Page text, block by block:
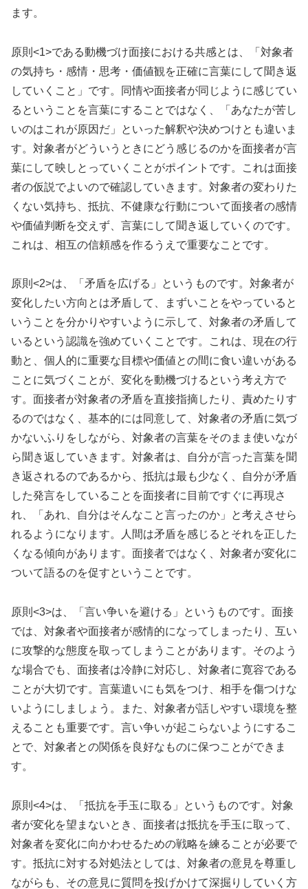
ます。
原則<1>である動機づけ面接における共感とは、「対象者
の気持ち・感情・思考・価値観を正確に言葉にして聞き返
していくこと」です。同情や面接者が同じように感じてい
るということを言葉にすることではなく、「あなたが苦し
いのはこれが原因だ」といった解釈や決めつけとも違いま
す。対象者がどういうときにどう感じるのかを面接者が言
葉にして映しとっていくことがポイントです。これは面接
者の仮説でよいので確認していきます。対象者の変わりた
くない気持ち、抵抗、不健康な行動について面接者の感情
や価値判断を交えず、言葉にして聞き返していくのです。
これは、相互の信頼感を作るうえで重要なことです。
原則<2>は、「矛盾を広げる」というものです。対象者が
変化したい方向とは矛盾して、まずいことをやっていると
いうことを分かりやすいように示して、対象者の矛盾して
いるという認識を強めていくことです。これは、現在の行
動と、個人的に重要な目標や価値との間に食い違いがある
ことに気づくことが、変化を動機づけるという考え方で
す。面接者が対象者の矛盾を直接指摘したり、責めたりす
るのではなく、基本的には同意して、対象者の矛盾に気づ
かないふりをしながら、対象者の言葉をそのまま使いなが
ら聞き返していきます。対象者は、自分が言った言葉を聞
き返されるのであるから、抵抗は最も少なく、自分が矛盾
した発言をしていることを面接者に目前ですぐに再現さ
れ、「あれ、自分はそんなこと言ったのか」と考えさせら
れるようになります。人間は矛盾を感じるとそれを正した
くなる傾向があります。面接者ではなく、対象者が変化に
ついて語るのを促すということです。
原則<3>は、「言い争いを避ける」というものです。面接
では、対象者や面接者が感情的になってしまったり、互い
に攻撃的な態度を取ってしまうことがあります。そのよう
な場合でも、面接者は冷静に対応し、対象者に寛容である
ことが大切です。言葉遣いにも気をつけ、相手を傷つけな
いようにしましょう。また、対象者が話しやすい環境を整
えることも重要です。言い争いが起こらないようにするこ
とで、対象者との関係を良好なものに保つことができま
す。
原則<4>は、「抵抗を手玉に取る」というものです。対象
者が変化を望まないとき、面接者は抵抗を手玉に取って、
対象者を変化に向かわせるための戦略を練ることが必要で
す。抵抗に対する対処法としては、対象者の意見を尊重し
ながらも、その意見に質問を投げかけて深掘りしていく方